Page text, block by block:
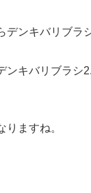
デンキバリブラ
ンキバリブラシ
ますね。